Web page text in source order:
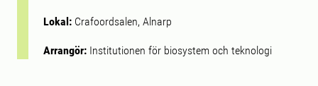
Lokal: Crafoordsalen, Alnarp
Arrangör: Institutionen för biosystem och teknologi